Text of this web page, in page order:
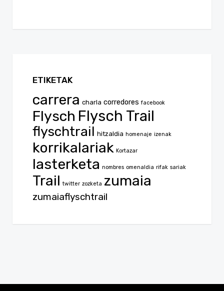
ETIKETAK
carrera charla corredores facebook
Flysch Flysch Trail
flyschtrail hitzaldia homenaje izenak
korrikalariak Kortazar
lasterketa nombres omenaldia rifak sariak
Trail twitter zozketa zumaia
zumaiaflyschtrail